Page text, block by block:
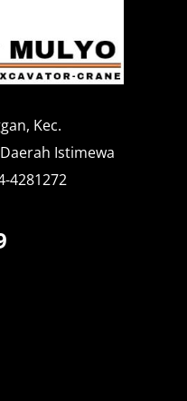
Kec.
Istimewa
4281272